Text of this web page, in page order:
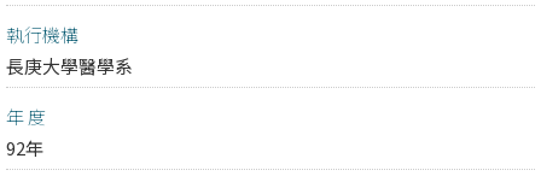
執行機構
長庚大學醫學系
年 度
92年